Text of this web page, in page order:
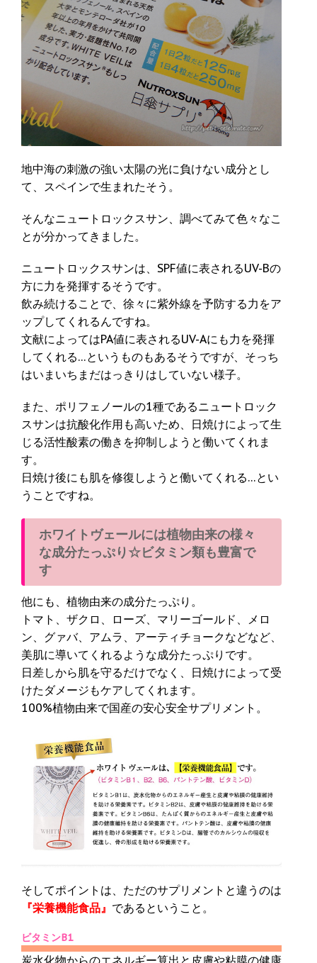
地中海の刺激の強い太陽の光に負けない成分とし
て、スペインで生まれたそう。
そんなニュートロックスサン、調べてみて色々なこ
とが分かってきました。
ニュートロックスサンは、SPF値に表されるUV-Bの
方に力を発揮するそうです。
飲み続けることで、徐々に紫外線を予防する力をア
ップしてくれるんですね。
文献によってはPA値に表されるUV-Aにも力を発揮
してくれる…というものもあるそうですが、そっち
はいまいちまだはっきりはしていない様子。
また、ポリフェノールの1種であるニュートロック
スサンは抗酸化作用も高いため、日焼けによって生
じる活性酸素の働きを抑制しようと働いてくれま
す。
日焼け後にも肌を修復しようと働いてくれる…とい
うことですね。
ホワイトヴェールには植物由来の様々
な成分たっぷり☆ビタミン類も豊富で
す
他にも、植物由来の成分たっぷり。
トマト、ザクロ、ローズ、マリーゴールド、メロ
ン、グァバ、アムラ、アーティチョークなどなど、
美肌に導いてくれるような成分たっぷりです。
日差しから肌を守るだけでなく、日焼けによって受
けたダメージもケアしてくれます。
100%植物由来で国産の安心安全サプリメント。
そしてポイントは、ただのサプリメントと違うのは
『栄養機能食品』 であるということ。
ビタミンB1